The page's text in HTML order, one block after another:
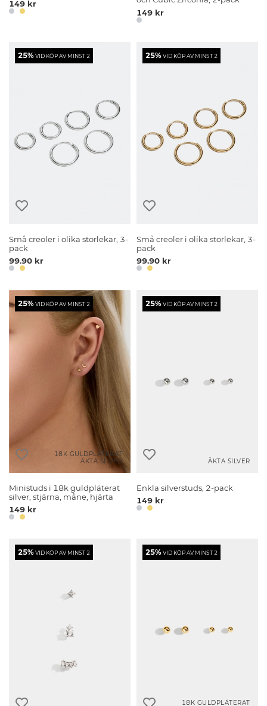
149 kr
149 kr
25%VID KÖP AV MINST 2
Små creoler i olika storlekar, 3-
pack
99.90 kr
25%VID KÖP AV MINST 2
Små creoler i olika storlekar, 3-
pack
99.90 kr
25%VID KÖP AV MINST 2
18K GULDPLÄTERAT
ÄKTA SILVER
Ministuds i 18k guldpläterat
silver, stjärna, måne, hjärta
149 kr
25%VID KÖP AV MINST 2
ÄKTA SILVER
Enkla silverstuds, 2-pack
149 kr
25%VID KÖP AV MINST 2 25%VID KÖP AV MINST 2
18K GULDPLÄTERAT